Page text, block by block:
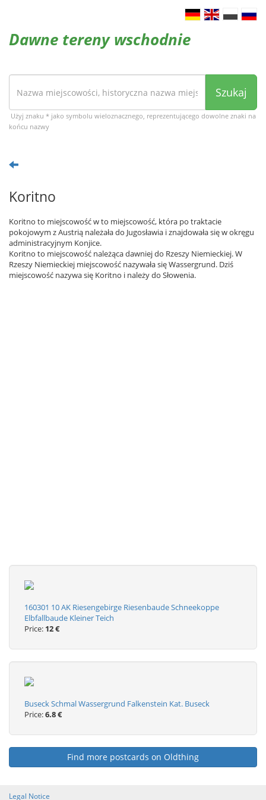
Dawne tereny wschodnie
Szukaj
Użyj znaku * jako symbolu wieloznacznego, reprezentującego dowolne znaki na
końcu nazwy
Koritno
Koritno to miejscowość w to miejscowość, która po traktacie
pokojowym z Austrią należała do Jugosławia i znajdowała się w okręgu
administracyjnym Konjice.
Koritno to miejscowość należąca dawniej do Rzeszy Niemieckiej. W
Rzeszy Niemieckiej miejscowość nazywała się Wassergrund. Dziś
miejscowość nazywa się Koritno i należy do Słowenia.
160301 10 AK Riesengebirge Riesenbaude Schneekoppe
Elbfallbaude Kleiner Teich
Price: 12 €
Buseck Schmal Wassergrund Falkenstein Kat. Buseck
Price:6.8 €
Find more postcards on Oldthing
Legal Notice